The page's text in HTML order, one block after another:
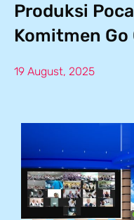
Produksi
Komitmen Go
19 August, 2025